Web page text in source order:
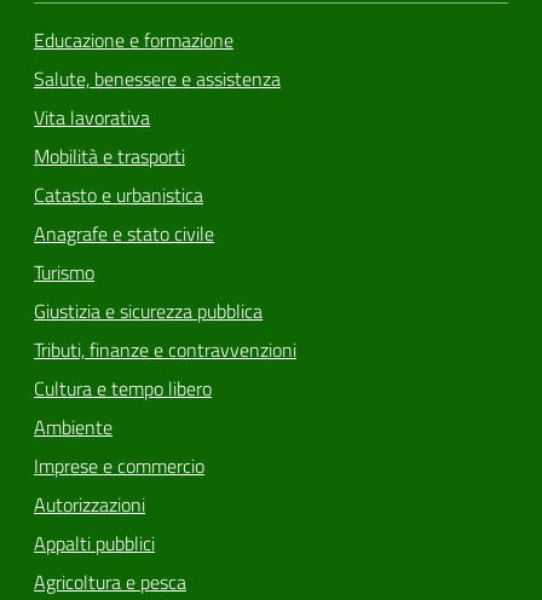
Educazione e formazione
Salute, benessere e assistenza
Vita lavorativa
Mobilità e trasporti
Catasto e urbanistica
Anagrafe e stato civile
Turismo
Giustizia e sicurezza pubblica
Tributi, finanze e contravvenzioni
Cultura e tempo libero
Ambiente
Imprese e commercio
Autorizzazioni
Appalti pubblici
Agricoltura e pesca